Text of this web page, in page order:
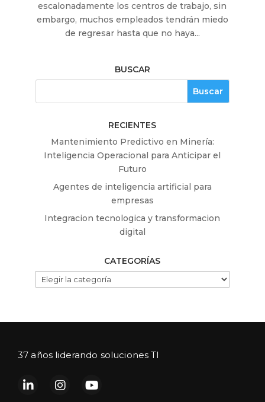
escalonadamente los centros de trabajo, sin
embargo, muchos empleados tendrán miedo
de regresar hasta que no haya...
BUSCAR
RECIENTES
Mantenimiento Predictivo en Minería:
Inteligencia Operacional para Anticipar el
Futuro
Agentes de inteligencia artificial para
empresas
Integracion tecnologica y transformacion
digital
CATEGORÍAS
CATEGORÍAS
37 años liderando soluciones TI